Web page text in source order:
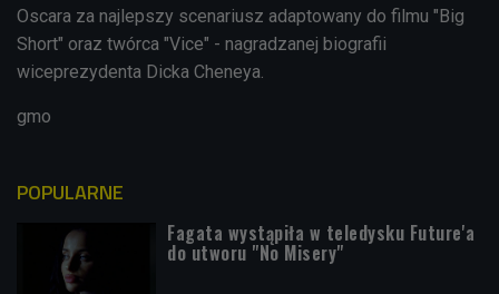
Oscara za najlepszy scenariusz adaptowany do filmu "Big
Short" oraz twórca "Vice" - nagradzanej biografii
wiceprezydenta Dicka Cheneya.
gmo
POPULARNE
Fagata wystąpiła w teledysku Future'a
do utworu "No Misery"